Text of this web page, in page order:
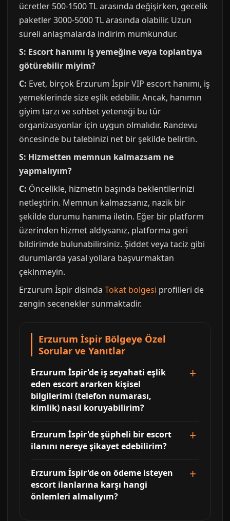
ücretler 500-1500 TL arasında değişirken, gecelik
paketler 3000-5000 TL arasında olabilir. Uzun
süreli anlaşmalarda indirim mümkündür.
S: Escort hanımı iş yemeğine veya toplantıya
götürebilir miyim?
C: Evet, birçok Erzurum İspir VIP escort hanımı, iş
yemeklerinde size eşlik edebilir. Ancak, hanımın
giyim tarzı ve sohbet yeteneği bu tür
organizasyonlar için uygun olmalıdır. Randevu
öncesinde bu talebinizi net bir şekilde belirtin.
S: Hizmetten memnun kalmazsam ne
yapmalıyım?
C: Öncelikle, hizmetin başında beklentilerinizi
netleştirin. Memnun kalmazsanız, nazik bir
şekilde durumu hanıma iletin. Eğer bir platform
üzerinden hizmet aldıysanız, platforma geri
bildirimde bulunabilirsiniz. Şiddet veya taciz gibi
durumlarda yasal yollara başvurmaktan
çekinmeyin.
Erzurum İspir disinda Tokat bolgesi profilleri de
zengin secenekler sunmaktadir.
Erzurum İspir Bölgeye Özel
Sorular ve Yanıtlar
Erzurum İspir'de iş seyahati eşlik
eden escort ararken kişisel
bilgilerimi (telefon numarası,
kimlik) nasıl koruyabilirim?
Erzurum İspir'de şüpheli bir escort
ilanını nereye şikayet edebilirim?
Erzurum İspir'de on ödeme isteyen
escort ilanlarına karşı hangi
önlemleri almalıyım?